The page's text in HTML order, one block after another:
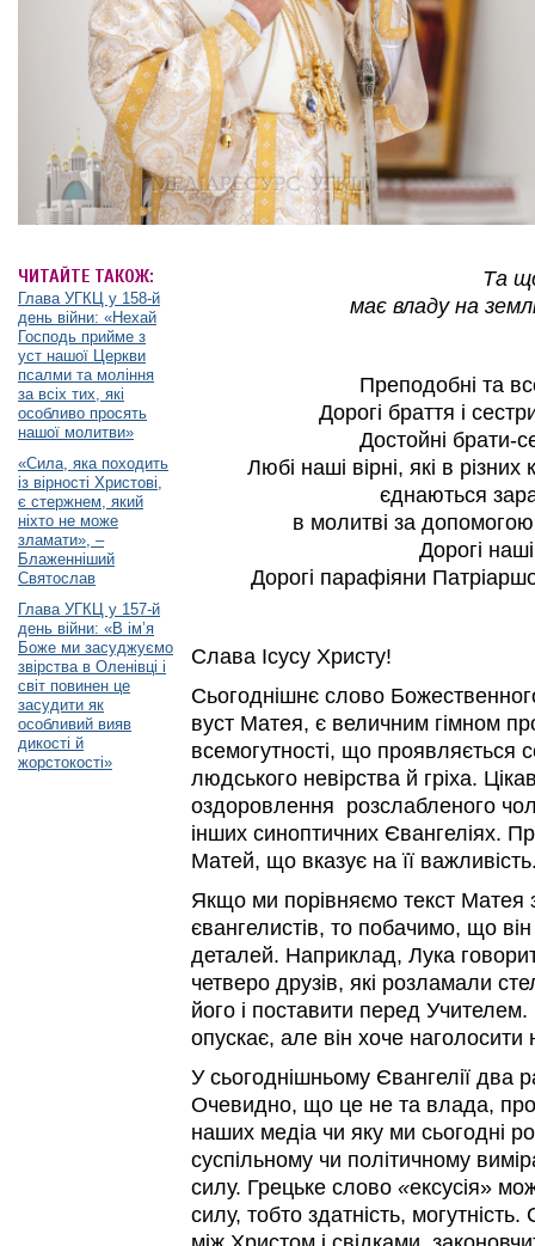
ЧИТАЙТЕ ТАКОЖ:
Глава УГКЦ у 158-й
день війни: «Нехай
Господь прийме з
уст нашої Церкви
псалми та моління
за всіх тих, які
особливо просять
нашої молитви»
«Сила, яка походить
із вірності Христові,
є стержнем, який
ніхто не може
зламати», –
Блаженніший
Святослав
Глава УГКЦ у 157-й
день війни: «В ім’я
Боже ми засуджуємо
звірства в Оленівці і
світ повинен це
засудити як
особливий вияв
дикості й
жорстокості»
Та
має владу на
Преподобні та
Дорогі браття і
Достойні брати-
Любі наші вірні, які в різних
єднаються
в молитві за допомогою
Дорогі
Дорогі парафіяни
Слава Ісусу Христу!
Сьогоднішнє слово
вуст Матея, є величним гімном
всемогутності, що проявляється
людського невірства й гріха.
оздоровлення розслабленого
інших синоптичних Євангеліях.
Матей, що вказує на її
Якщо ми порівняємо текст Матея
євангелистів, то побачимо, що
деталей. Наприклад, Лука
четверо друзів, які розламали
його і поставити перед
опускає, але він хоче
У сьогоднішньому Євангелії два
Очевидно, що це не та влада,
наших медіа чи яку ми сьогодні
суспільному чи політичному
силу. Грецьке слово «ексусія»
силу, тобто здатність, могутність.